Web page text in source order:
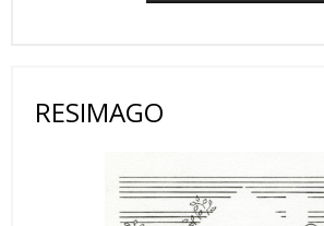
RESIMAGO